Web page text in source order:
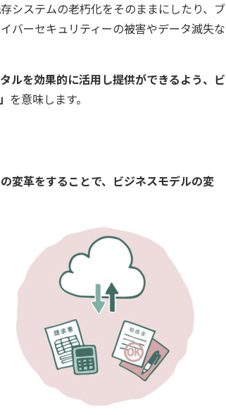
システムの老朽化をそのままにしたり、ブ
バーセキュリティーの被害やデータ滅失な
ルを効果的に活用し提供ができるよう、ビ
を意味します。
変革をすることで、 ビジネスモデルの変